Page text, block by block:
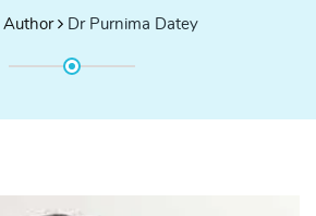
Author Dr Purnima Datey